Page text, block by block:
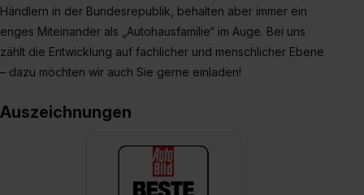
erlauben“. Die Einwilligung zur Platzierung von Cookies
der Kategorien „Präferenzen“, „Statistiken“ und „Social
Media und Marketing“ umfasst hierbei die Einwilligung
zur Übermittlung deiner Daten in die USA (Art. 49 Abs. 1
angemessenes Datenschutzniveau (EuGH – Schrems
II). Du kannst die von dir erteilte Einwilligung jederzeit mit
Wirkung für die Zukunft ganz oder teilweise über unsere
Datenschutzerklärung unter dem Punkt „Datenschutz-
Einstellungen“ widerrufen. Weitere Informationen zu den
Händlern in der Bundesrepublik, behalten aber immer ein
enges Miteinander als „Autohausfamilie“ im Auge. Bei uns
zählt die Entwicklung auf fachlicher und menschlicher Ebene
– dazu möchten wir auch Sie gerne einladen!
Auszeichnungen